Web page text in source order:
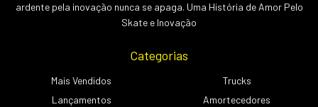
ardente pela inovação nunca se apaga. Uma História de Amor Pelo
Skate e Inovação
Categorias
Mais Vendidos
Lançamentos
Trucks
Amortecedores